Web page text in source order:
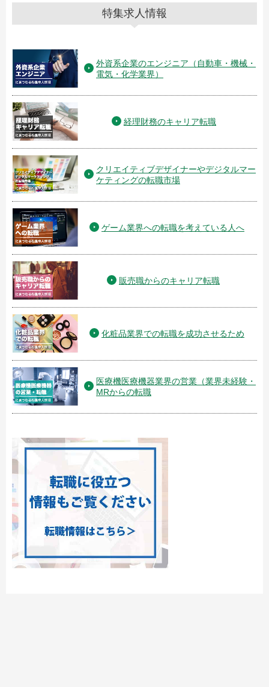
特集求人情報
外資系企業のエンジニア（自動車・機械・
電気・化学業界）
経理財務のキャリア転職
クリエイティブデザイナーやデジタルマー
ケティングの転職市場
ゲーム業界への転職を考えている人へ
販売職からのキャリア転職
化粧品業界での転職を成功させるため
医療機医療機器業界の営業（業界未経験・
MRからの転職